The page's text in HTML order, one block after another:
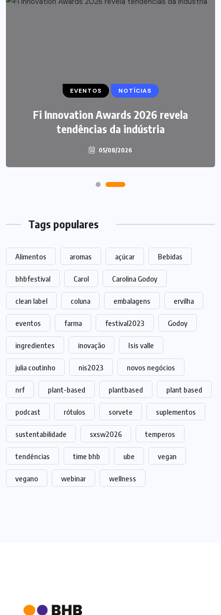
EVENTOS NOTÍCIAS
Fi Innovation Awards 2026 revela
tendências da indústria
05/08/2026
NEGÓCIOS
P&G anuncia aquisição da Thorne por
US$ 3,8 bilhões
05/08/2026
Tags populares
Alimentos aromas açúcar Bebidas
bhbfestival Carol Carolina Godoy
clean label coluna embalagens ervilha
eventos farma festival2023 Godoy
ingredientes inovação Isis valle
julia coutinho nis2023 novos negócios
nrf plant-based plantbased plant based
podcast rótulos sorvete suplementos
sustentabilidade sxsw2026 temperos
tendências time bhb ube vegan
vegano webinar wellness